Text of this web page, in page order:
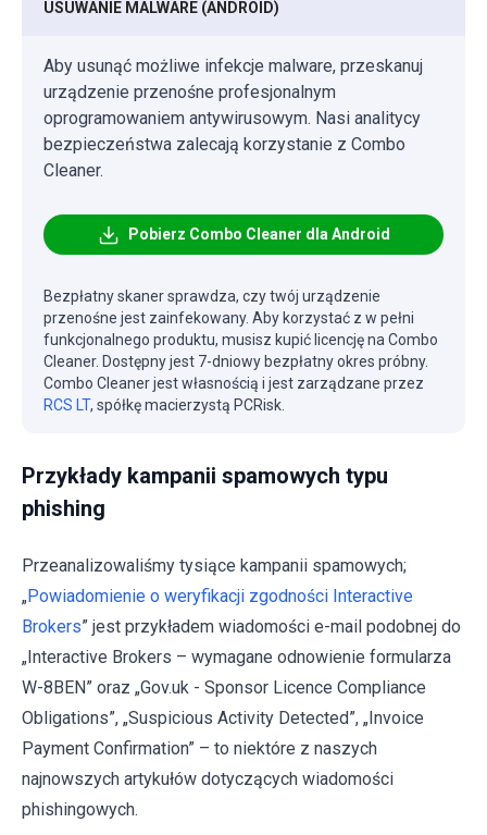
USUWANIE MALWARE (ANDROID)
Aby usunąć możliwe infekcje malware, przeskanuj
urządzenie przenośne profesjonalnym
oprogramowaniem antywirusowym. Nasi analitycy
bezpieczeństwa zalecają korzystanie z Combo
Cleaner.
Pobierz Combo Cleaner dla Android
Bezpłatny skaner sprawdza, czy twój urządzenie
przenośne jest zainfekowany. Aby korzystać z w pełni
funkcjonalnego produktu, musisz kupić licencję na Combo
Cleaner. Dostępny jest 7-dniowy bezpłatny okres próbny.
Combo Cleaner jest własnością i jest zarządzane przez
RCS LT, spółkę macierzystą PCRisk.
Przykłady kampanii spamowych typu
phishing
Przeanalizowaliśmy tysiące kampanii spamowych;
„Powiadomienie o weryfikacji zgodności Interactive
Brokers” jest przykładem wiadomości e-mail podobnej do
„Interactive Brokers – wymagane odnowienie formularza
W-8BEN” oraz „Gov.uk - Sponsor Licence Compliance
Obligations”, „Suspicious Activity Detected”, „Invoice
Payment Confirmation” – to niektóre z naszych
najnowszych artykułów dotyczących wiadomości
phishingowych.